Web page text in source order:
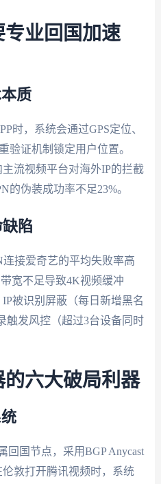
业回国加速
质
时，系统会通过GPS定位、
验证机制锁定用户位置。
流视频平台对海外IP的拦截
的伪装成功率不足23%。
陷
接爱奇艺的平均失败率高
宽不足导致4K视频缓冲
IP被识别屏蔽（每日新增黑名
触发风控（超过3台设备同时
六大破局利器
回国节点，采用BGP Anycast
敦打开腾讯视频时，系统